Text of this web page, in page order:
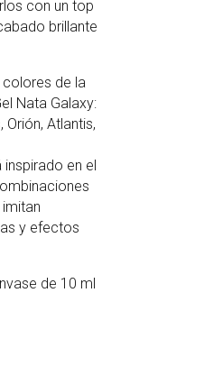
con un top
brillante
colores de la
Nata Galaxy:
Orión, Atlantis,
en el
y efectos
de 10 ml